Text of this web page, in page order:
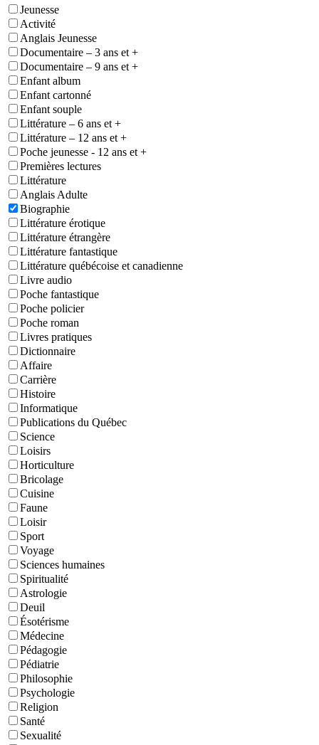
Jeunesse
Activité
Anglais Jeunesse
Documentaire – 3 ans et +
Documentaire – 9 ans et +
Enfant album
Enfant cartonné
Enfant souple
Littérature – 6 ans et +
Littérature – 12 ans et +
Poche jeunesse - 12 ans et +
Premières lectures
Littérature
Anglais Adulte
Biographie
Littérature érotique
Littérature étrangère
Littérature fantastique
Littérature québécoise et canadienne
Livre audio
Poche fantastique
Poche policier
Poche roman
Livres pratiques
Dictionnaire
Affaire
Carrière
Histoire
Informatique
Publications du Québec
Science
Loisirs
Horticulture
Bricolage
Cuisine
Faune
Loisir
Sport
Voyage
Sciences humaines
Spiritualité
Astrologie
Deuil
Ésotérisme
Médecine
Pédagogie
Pédiatrie
Philosophie
Psychologie
Religion
Santé
Sexualité